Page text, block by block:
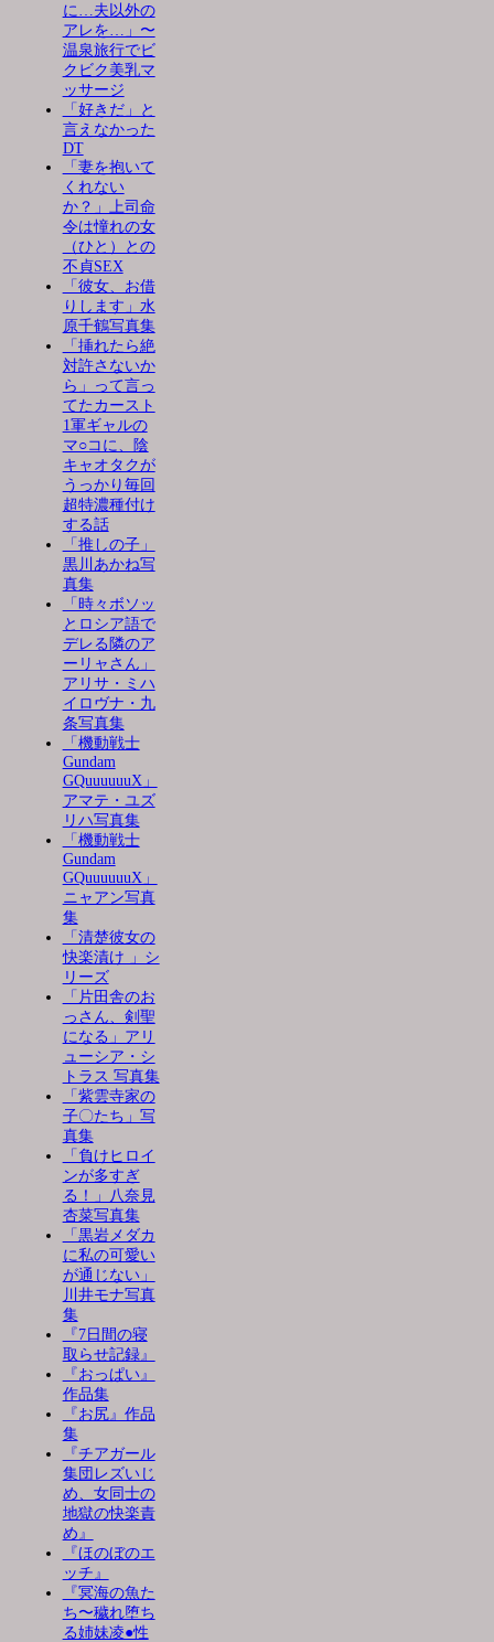
に…夫以外の
アレを…」〜
温泉旅行でビ
クビク美乳マ
ッサージ
「好きだ」と
言えなかった
DT
「妻を抱いて
くれない
か？」上司命
令は憧れの女
（ひと）との
不貞SEX
「彼女、お借
りします」水
原千鶴写真集
「挿れたら絶
対許さないか
ら」って言っ
てたカースト
1軍ギャルの
マ○コに、陰
キャオタクが
うっかり毎回
超特濃種付け
する話
「推しの子」
黒川あかね写
真集
「時々ボソッ
とロシア語で
デレる隣のア
ーリャさん」
アリサ・ミハ
イロヴナ・九
条写真集
「機動戦士
Gundam
GQuuuuuuX」
アマテ・ユズ
リハ写真集
「機動戦士
Gundam
GQuuuuuuX」
ニャアン写真
集
「清楚彼女の
快楽漬け 」シ
リーズ
「片田舎のお
っさん、剣聖
になる」アリ
ューシア・シ
トラス 写真集
「紫雲寺家の
子〇たち」写
真集
「負けヒロイ
ンが多すぎ
る！」八奈見
杏菜写真集
「黒岩メダカ
に私の可愛い
が通じない」
川井モナ写真
集
『7日間の寝
取らせ記録』
『おっぱい』
作品集
『お尻』作品
集
『チアガール
集団レズいじ
め、女同士の
地獄の快楽責
め』
『ほのぼのエ
ッチ』
『冥海の魚た
ち〜穢れ堕ち
る姉妹凌●性